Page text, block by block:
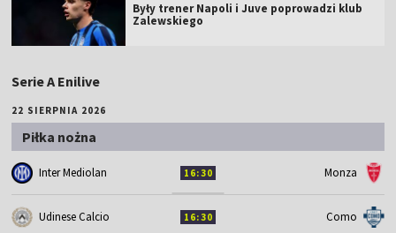
Były trener Napoli i Juve poprowadzi klub
Zalewskiego
Serie A Enilive
22 SIERPNIA 2026
Piłka nożna
Inter Mediolan 16:30 Monza
Udinese Calcio 16:30 Como